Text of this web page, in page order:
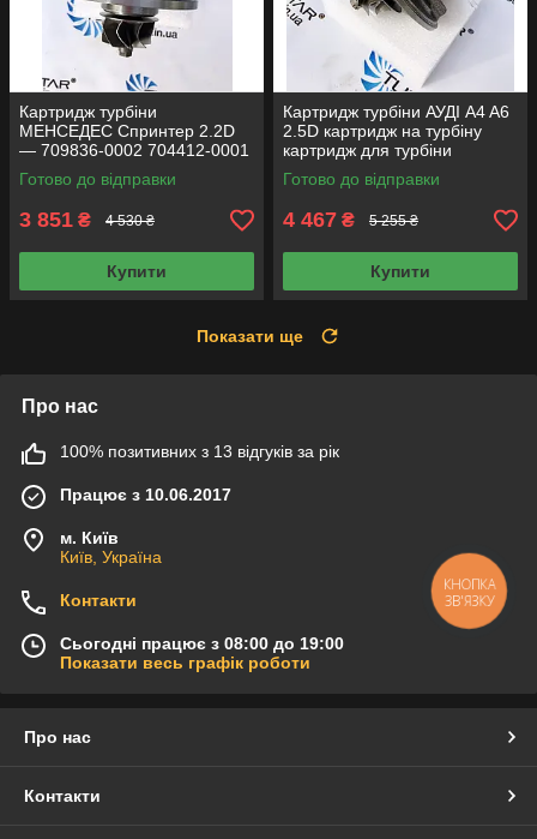
Картридж турбіни
МЕНСЕДЕС Спринтер 2.2D
— 709836-0002 704412-0001
709835-0001 709836-
0001 709836-0003
Готово до відправки
3 851 ₴ 4 530 ₴
Купити
Картридж турбіни АУДІ A4 A6
2.5D картридж на турбіну
картридж для турбіни
454135-0001 454135-0006
Готово до відправки
4 467 ₴ 5 255 ₴
Купити
Показати ще
Про нас
100% позитивних з 13 відгуків за рік
Працює з 10.06.2017
м. Київ
Київ, Україна
Контакти
Сьогодні працює з 08:00 до 19:00
Показати весь графік роботи
Про нас
Контакти
КНОПКА
ЗВ'ЯЗКУ